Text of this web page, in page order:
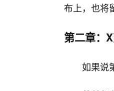
布上，也将
第二章：
如果说